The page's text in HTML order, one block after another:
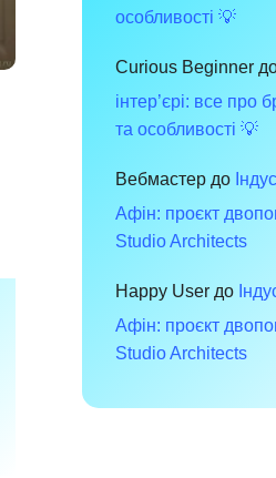
особливості 💡
Curious Beginner
інтер’єрі: все про
та особливості 💡
Вебмастер до
Афін: проєкт
Studio Architects
Happy User до
Афін: проєкт
Studio Architects